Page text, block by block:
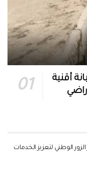
أقنية
الوطني لتعزيز الخدمات